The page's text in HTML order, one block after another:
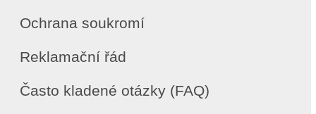
Ochrana soukromí
Reklamační řád
Často kladené otázky (FAQ)